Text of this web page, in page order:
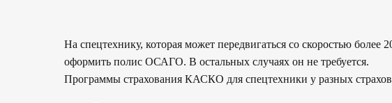
На спецтехнику, которая может передвигаться со скоростью
оформить полис ОСАГО. В остальных случаях он не требуется.
Программы страхования КАСКО для спецтехники у разных